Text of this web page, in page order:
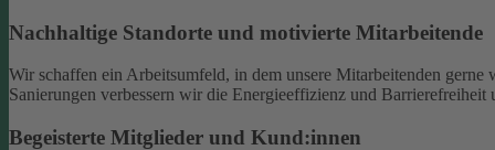
Nachhaltige Standorte und motivierte Mitarbeitende
Wir schaffen ein Arbeitsumfeld, in dem unsere Mitarbeitenden
Sanierungen verbessern wir die Energieeffizienz und
Begeisterte Mitglieder und Kund:innen